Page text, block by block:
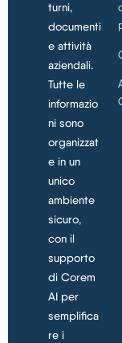
turni,
documenti
e attività
aziendali.
Tutte le
informazio
ni sono
organizzat
e in un
unico
ambiente
sicuro,
con il
supporto
di Corem
AI per
semplifica
re i